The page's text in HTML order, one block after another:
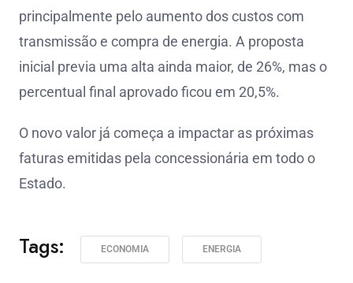
principalmente pelo aumento dos custos com
transmissão e compra de energia. A proposta
inicial previa uma alta ainda maior, de 26%, mas o
percentual final aprovado ficou em 20,5%.
O novo valor já começa a impactar as próximas
faturas emitidas pela concessionária em todo o
Estado.
Tags: ECONOMIA ENERGIA